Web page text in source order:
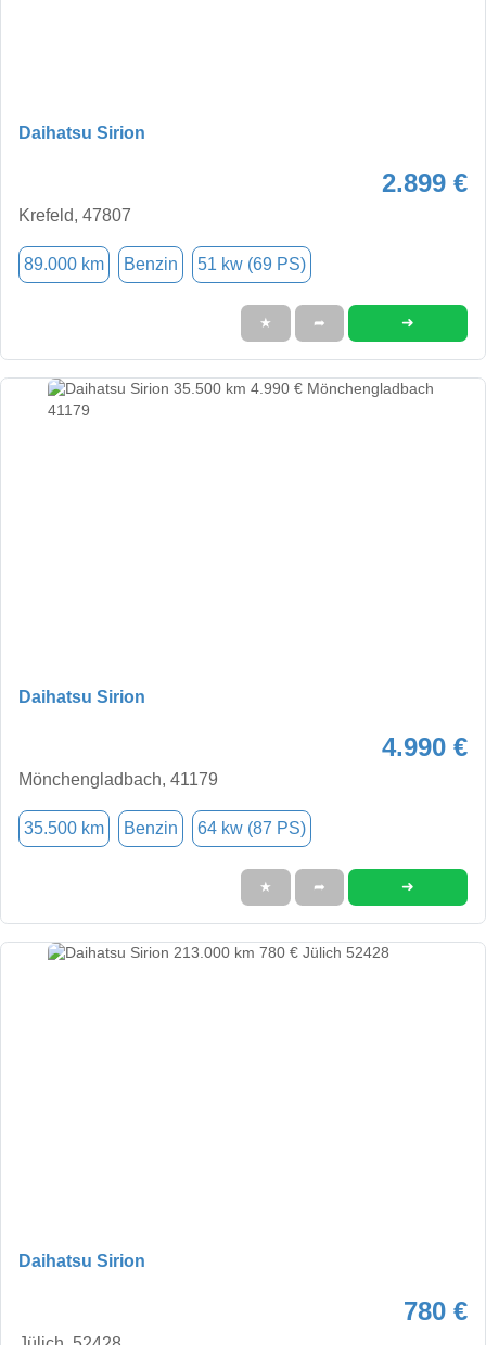
Daihatsu Sirion
2.899 €
Krefeld, 47807
89.000 km Benzin 51 kw (69 PS)
★ ➦ ➜
Daihatsu Sirion
4.990 €
Mönchengladbach, 41179
35.500 km Benzin 64 kw (87 PS)
★ ➦ ➜
Daihatsu Sirion
780 €